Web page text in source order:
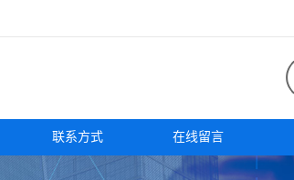
联系方式 在线留言